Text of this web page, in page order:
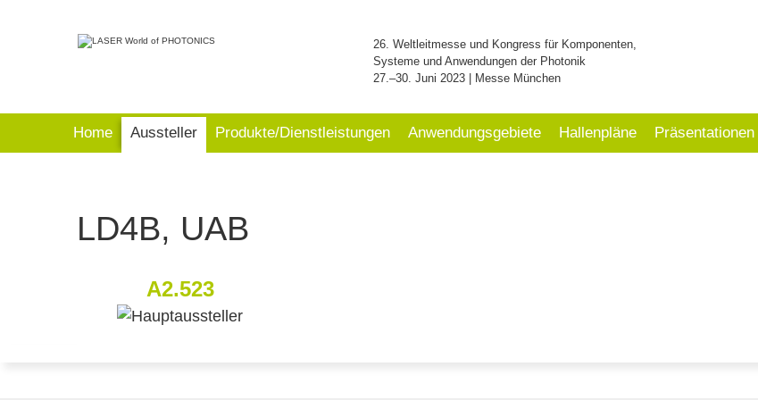
26. Weltleitmesse und Kongress für Komponenten,
Systeme und Anwendungen der Photonik
27.–30. Juni 2023 | Messe München
Home Aussteller Produkte/Dienstleistungen Anwendungsgebiete Hallenpläne Präsentationen
LD4B, UAB
A2.523